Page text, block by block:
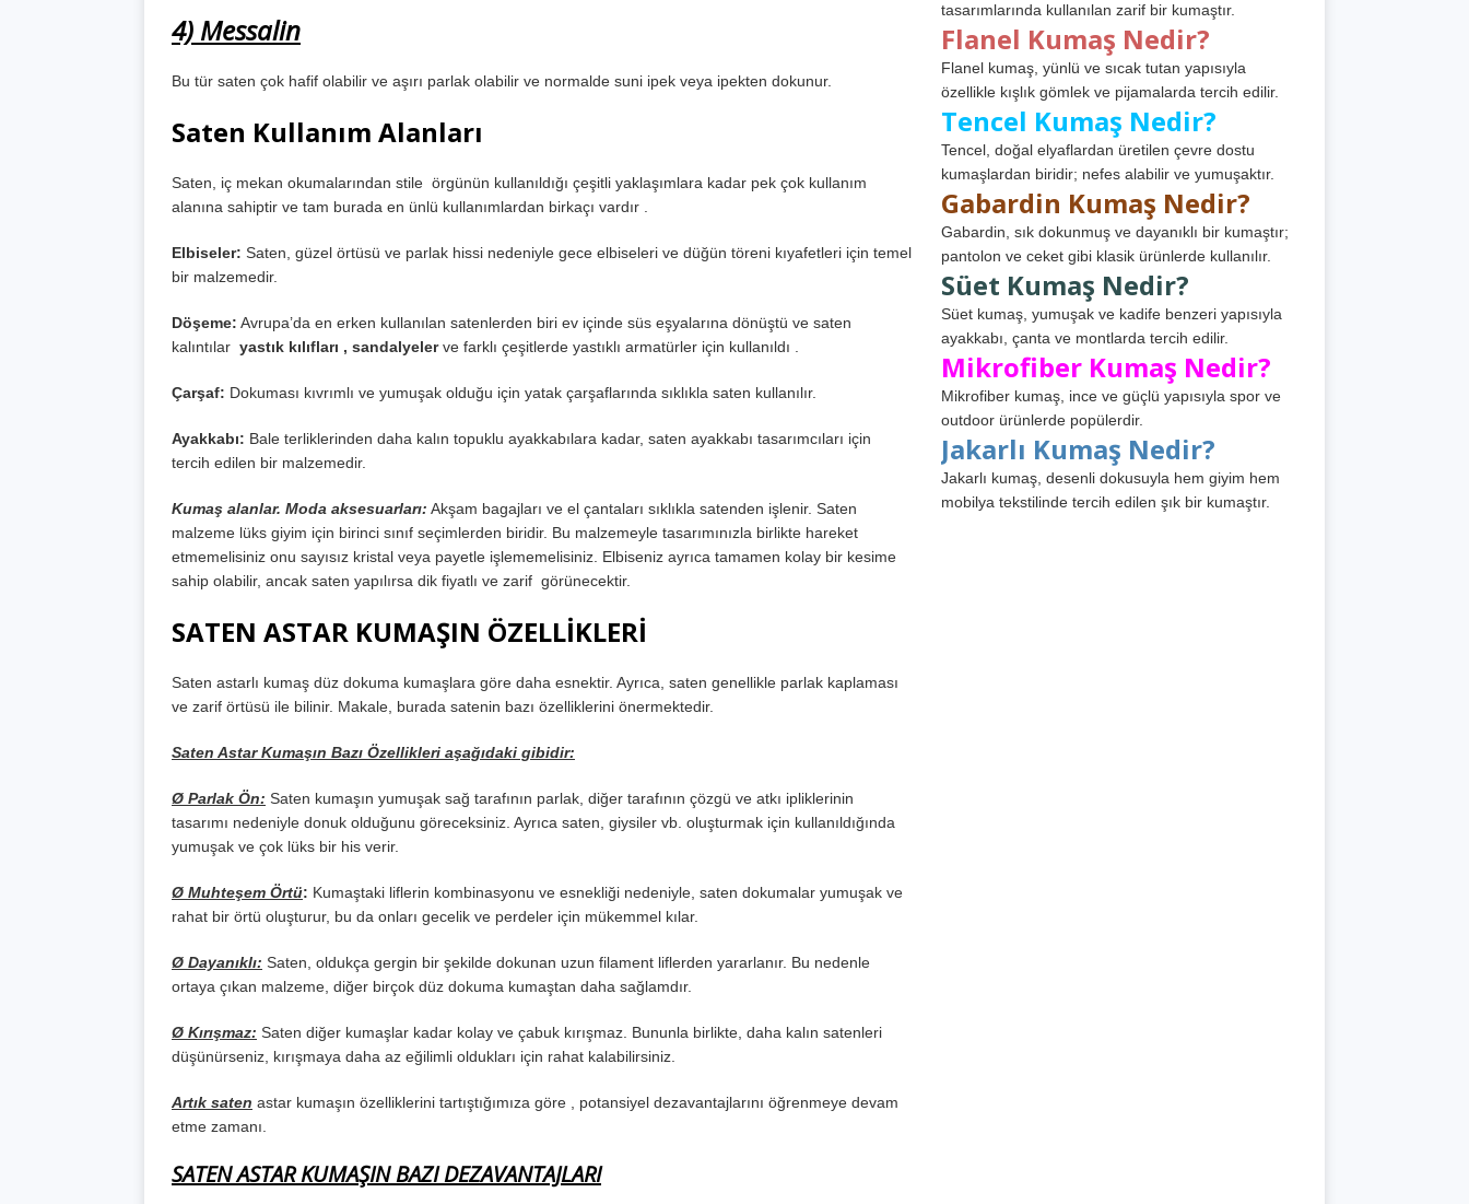
4) Messalin
Bu tür saten çok hafif olabilir ve aşırı parlak olabilir ve normalde suni ipek veya ipekten dokunur.
Saten Kullanım Alanları
Saten, iç mekan okumalarından stile örgünün kullanıldığı çeşitli yaklaşımlara kadar pek çok kullanım
alanına sahiptir ve tam burada en ünlü kullanımlardan birkaçı vardır .
Elbiseler: Saten, güzel örtüsü ve parlak hissi nedeniyle gece elbiseleri ve düğün töreni kıyafetleri için temel
bir malzemedir.
Döşeme: Avrupa’da en erken kullanılan satenlerden biri ev içinde süs eşyalarına dönüştü ve saten
kalıntılar yastık kılıfları , sandalyelerve farklı çeşitlerde yastıklı armatürler için kullanıldı .
Çarşaf: Dokuması kıvrımlı ve yumuşak olduğu için yatak çarşaflarında sıklıkla saten kullanılır.
Ayakkabı: Bale terliklerinden daha kalın topuklu ayakkabılara kadar, saten ayakkabı tasarımcıları için
tercih edilen bir malzemedir.
Kumaş alanlar. Moda aksesuarları: Akşam bagajları ve el çantaları sıklıkla satenden işlenir. Saten
malzeme lüks giyim için birinci sınıf seçimlerden biridir. Bu malzemeyle tasarımınızla birlikte hareket
etmemelisiniz onu sayısız kristal veya payetle işlememelisiniz. Elbiseniz ayrıca tamamen kolay bir kesime
sahip olabilir, ancak saten yapılırsa dik fiyatlı ve zarif görünecektir.
SATEN ASTAR KUMAŞIN ÖZELLİKLERİ
Saten astarlı kumaş düz dokuma kumaşlara göre daha esnektir. Ayrıca, saten genellikle parlak kaplaması
ve zarif örtüsü ile bilinir. Makale, burada satenin bazı özelliklerini önermektedir.
Saten Astar Kumaşın Bazı Özellikleri aşağıdaki gibidir:
Ø Parlak Ön: Saten kumaşın yumuşak sağ tarafının parlak, diğer tarafının çözgü ve atkı ipliklerinin
tasarımı nedeniyle donuk olduğunu göreceksiniz. Ayrıca saten, giysiler vb. oluşturmak için kullanıldığında
yumuşak ve çok lüks bir his verir.
Ø Muhteşem Örtü: Kumaştaki liflerin kombinasyonu ve esnekliği nedeniyle, saten dokumalar yumuşak ve
rahat bir örtü oluşturur, bu da onları gecelik ve perdeler için mükemmel kılar.
Ø Dayanıklı: Saten, oldukça gergin bir şekilde dokunan uzun filament liflerden yararlanır. Bu nedenle
ortaya çıkan malzeme, diğer birçok düz dokuma kumaştan daha sağlamdır.
Ø Kırışmaz: Saten diğer kumaşlar kadar kolay ve çabuk kırışmaz. Bununla birlikte, daha kalın satenleri
düşünürseniz, kırışmaya daha az eğilimli oldukları için rahat kalabilirsiniz.
Artık saten astar kumaşın özelliklerini tartıştığımıza göre , potansiyel dezavantajlarını öğrenmeye devam
etme zamanı.
SATEN ASTAR KUMAŞIN BAZI DEZAVANTAJLARI
tasarımlarında kullanılan zarif bir kumaştır.
Flanel Kumaş Nedir?
Flanel kumaş, yünlü ve sıcak tutan yapısıyla
özellikle kışlık gömlek ve pijamalarda tercih edilir.
Tencel Kumaş Nedir?
Tencel, doğal elyaflardan üretilen çevre dostu
kumaşlardan biridir; nefes alabilir ve yumuşaktır.
Gabardin Kumaş Nedir?
Gabardin, sık dokunmuş ve dayanıklı bir kumaştır;
pantolon ve ceket gibi klasik ürünlerde kullanılır.
Süet Kumaş Nedir?
Süet kumaş, yumuşak ve kadife benzeri yapısıyla
ayakkabı, çanta ve montlarda tercih edilir.
Mikrofiber Kumaş Nedir?
Mikrofiber kumaş, ince ve güçlü yapısıyla spor ve
outdoor ürünlerde popülerdir.
Jakarlı Kumaş Nedir?
Jakarlı kumaş, desenli dokusuyla hem giyim hem
mobilya tekstilinde tercih edilen şık bir kumaştır.